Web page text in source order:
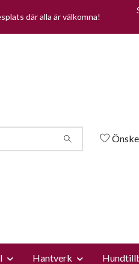
där alla är välkomna!
Hantverk